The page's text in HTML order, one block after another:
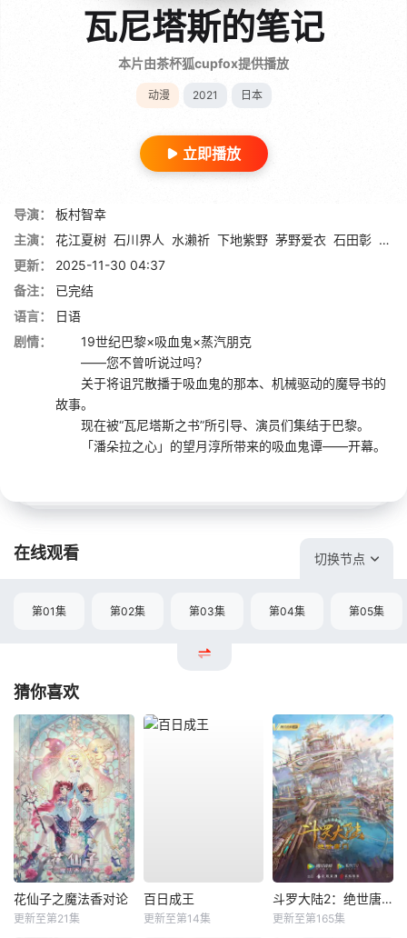
瓦尼塔斯的笔记
本片由茶杯狐cupfox提供播放
动漫 2021 日本
立即播放
导演：
板村智幸
主演：
花江夏树 石川界人 水濑祈 下地紫野 茅野爱衣 石田彰 小
更新：
2025-11-30 04:37
备注：
已完结
语言：
日语
剧情：
19世纪巴黎×吸血鬼×蒸汽朋克
——您不曾听说过吗？
关于将诅咒散播于吸血鬼的那本、机械驱动的魔导书的
故事。
现在被“瓦尼塔斯之书”所引导、演员们集结于巴黎。
「潘朵拉之心」的望月淳所带来的吸血鬼谭——开幕。
在线观看 切换节点
第01集 第02集 第03集 第04集 第05集
猜你喜欢
花仙子之魔法香对论
更新至第21集
百日成王
更新至第14集
斗罗大陆2：绝世唐门
更新至第165集